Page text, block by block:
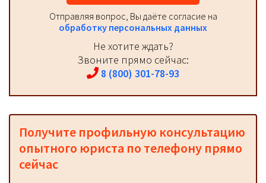
Отправляя вопрос, Вы даёте согласие на
обработку персональных данных
Не хотите ждать?
Звоните прямо сейчас:
8 (800) 301-78-93
Получите профильную консультацию
опытного юриста по телефону прямо
сейчас